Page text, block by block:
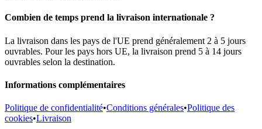
Combien de temps prend la livraison internationale ?
La livraison dans les pays de l'UE prend généralement 2 à 5 jours
ouvrables. Pour les pays hors UE, la livraison prend 5 à 14 jours
ouvrables selon la destination.
Informations complémentaires
Politique de confidentialité•Conditions générales•Politique des
cookies•Livraison